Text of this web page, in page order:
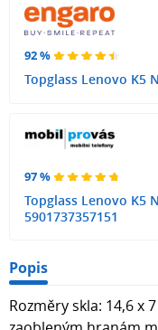
92 %
Topglass Lenovo K5
97 %
Topglass Lenovo K5
5901737357151
Popis
Rozměry skla: 14,6 x